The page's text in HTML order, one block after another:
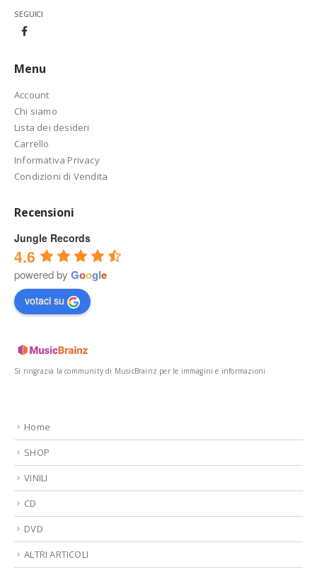
SEGUICI
Menu
Account
Chi siamo
Lista dei desideri
Carrello
Informativa Privacy
Condizioni di Vendita
Recensioni
Jungle Records
4.6
powered by Google
votaci su
Si ringrazia la community di MusicBrainz per le immagini e informazioni
Home
SHOP
VINILI
CD
DVD
ALTRI ARTICOLI